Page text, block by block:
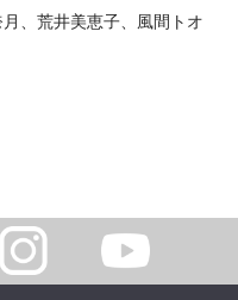
、荒井美恵子、風間トオ